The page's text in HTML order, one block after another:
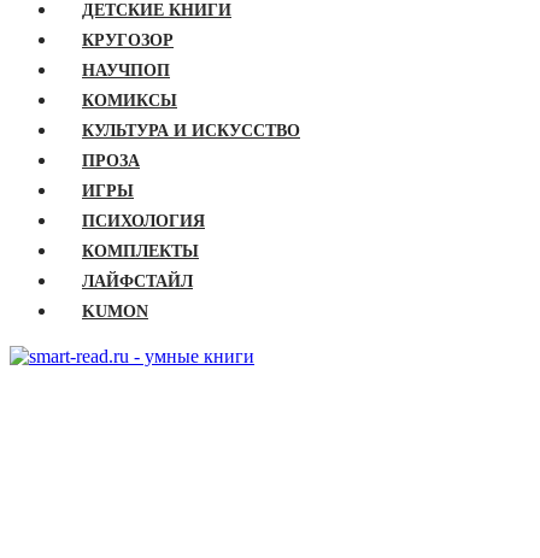
ДЕТСКИЕ КНИГИ
КРУГОЗОР
НАУЧПОП
КОМИКСЫ
КУЛЬТУРА И ИСКУССТВО
ПРОЗА
ИГРЫ
ПСИХОЛОГИЯ
КОМПЛЕКТЫ
ЛАЙФСТАЙЛ
KUMON